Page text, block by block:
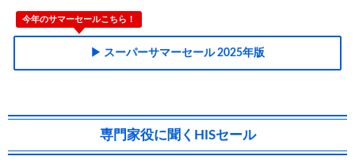
今年のサマーセールこちら！
▶ スーパーサマーセール 2025年版
専門家役に聞くHISセール